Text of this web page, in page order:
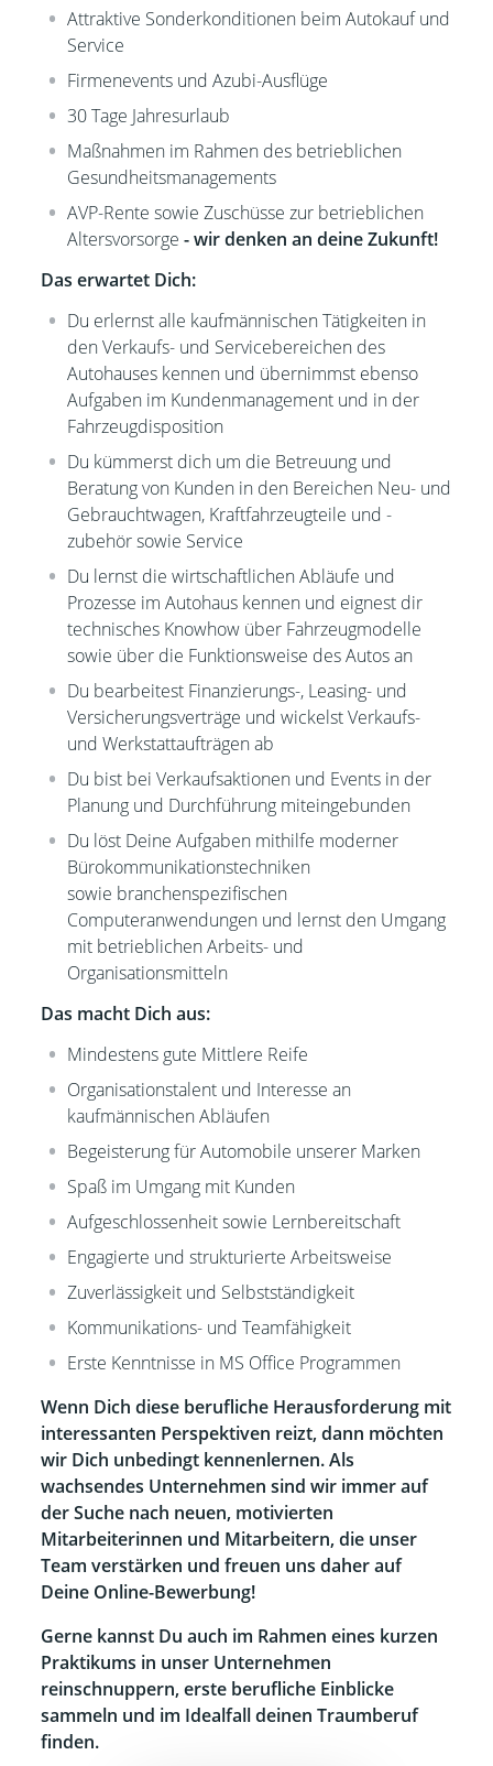
Attraktive Sonderkonditionen beim Autokauf und
Service
Firmenevents und Azubi-Ausflüge
30 Tage Jahresurlaub
Maßnahmen im Rahmen des betrieblichen
Gesundheitsmanagements
AVP-Rente sowie Zuschüsse zur betrieblichen
Altersvorsorge - wir denken an deine Zukunft!
Das erwartet Dich:
Du erlernst alle kaufmännischen Tätigkeiten in
den Verkaufs- und Servicebereichen des
Autohauses kennen und übernimmst ebenso
Aufgaben im Kundenmanagement und in der
Fahrzeugdisposition
Du kümmerst dich um die Betreuung und
Beratung von Kunden in den Bereichen Neu- und
Gebrauchtwagen, Kraftfahrzeugteile und -
zubehör sowie Service
Du lernst die wirtschaftlichen Abläufe und
Prozesse im Autohaus kennen und eignest dir
technisches Knowhow über Fahrzeugmodelle
sowie über die Funktionsweise des Autos an
Du bearbeitest Finanzierungs-, Leasing- und
Versicherungsverträge und wickelst Verkaufs-
und Werkstattaufträgen ab
Du bist bei Verkaufsaktionen und Events in der
Planung und Durchführung miteingebunden
Du löst Deine Aufgaben mithilfe moderner
Bürokommunikationstechniken
sowie branchenspezifischen
Computeranwendungen und lernst den Umgang
mit betrieblichen Arbeits- und
Organisationsmitteln
Das macht Dich aus:
Mindestens gute Mittlere Reife
Organisationstalent und Interesse an
kaufmännischen Abläufen
Begeisterung für Automobile unserer Marken
Spaß im Umgang mit Kunden
Aufgeschlossenheit sowie Lernbereitschaft
Engagierte und strukturierte Arbeitsweise
Zuverlässigkeit und Selbstständigkeit
Kommunikations- und Teamfähigkeit
Erste Kenntnisse in MS Office Programmen
Wenn Dich diese berufliche Herausforderung mit
interessanten Perspektiven reizt, dann möchten
wir Dich unbedingt kennenlernen. Als
wachsendes Unternehmen sind wir immer auf
der Suche nach neuen, motivierten
Mitarbeiterinnen und Mitarbeitern, die unser
Team verstärken und freuen uns daher auf
Deine Online-Bewerbung!
Gerne kannst Du auch im Rahmen eines kurzen
Praktikums in unser Unternehmen
reinschnuppern, erste berufliche Einblicke
sammeln und im Idealfall deinen Traumberuf
finden.